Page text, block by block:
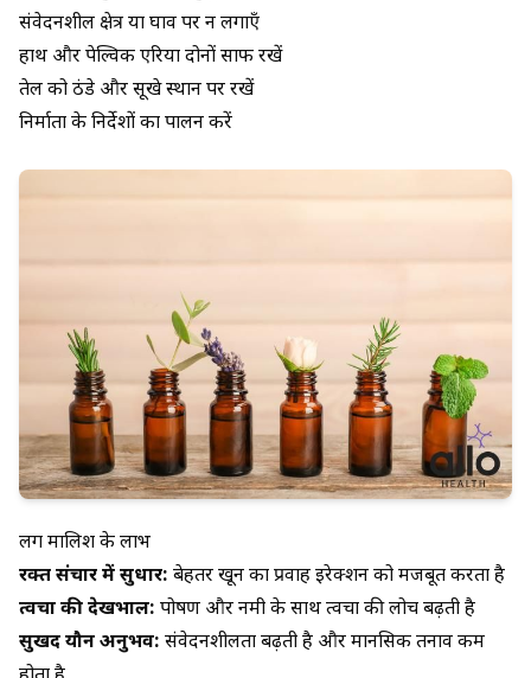
संवेदनशील क्षेत्र या घाव पर न लगाएँ
हाथ और पेल्विक एरिया दोनों साफ रखें
तेल को ठंडे और सूखे स्थान पर रखें
निर्माता के निर्देशों का पालन करें
लिंग मालिश के लाभ
रक्त संचार में सुधार: बेहतर खून का प्रवाह इरेक्शन को मजबूत करता है
त्वचा की देखभाल: पोषण और नमी के साथ त्वचा की लोच बढ़ती है
सुखद यौन अनुभव: संवेदनशीलता बढ़ती है और मानसिक तनाव कम